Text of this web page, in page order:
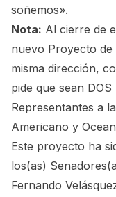
soñemos».
Nota: Al cierre de
nuevo Proyecto de
misma dirección,
pide que sean
Representantes a
Americano y
Este proyecto ha
los(as)
Fernando